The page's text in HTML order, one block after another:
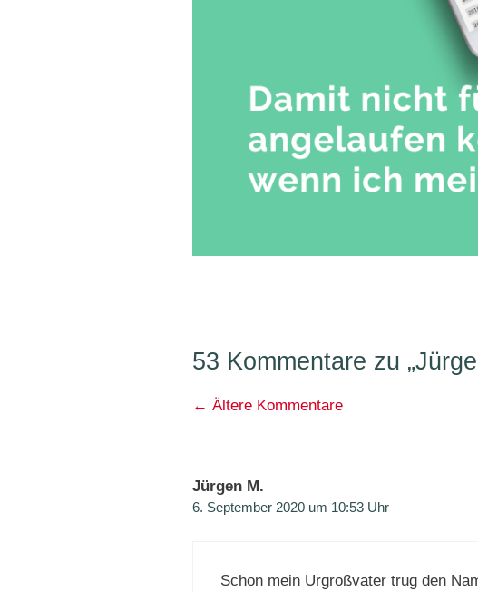
53 Kommentare zu
Kommentarnavigation
← Ältere Kommentare
Jürgen M.
6. September 2020 um 10:53 Uhr
Schon mein Urgroßvater trug den